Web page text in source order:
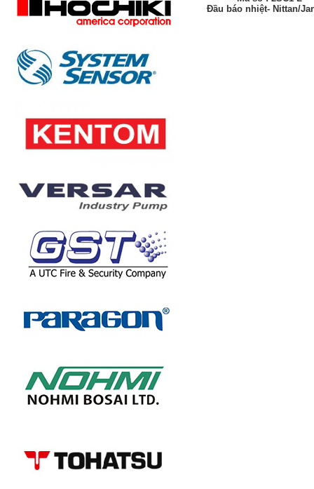
Đầu báo nhiệt- Nittan/